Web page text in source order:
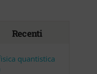
Recenti
quantistica